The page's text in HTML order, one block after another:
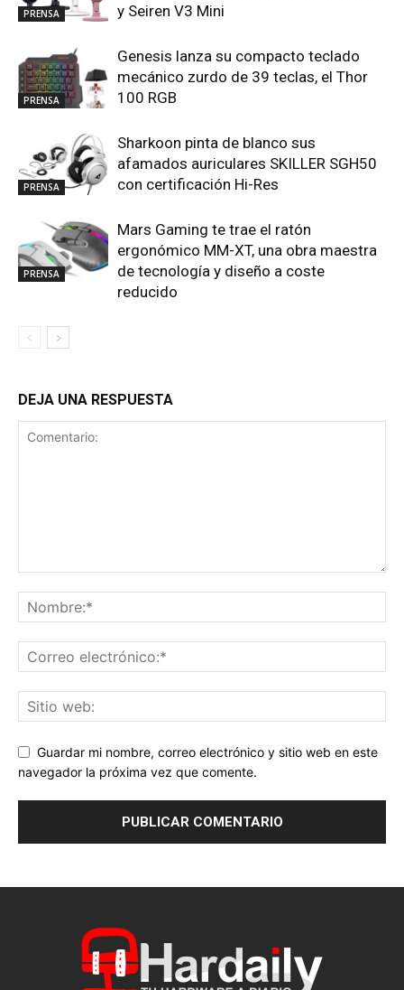
PRENSA
y Seiren V3 Mini
PRENSA
Genesis lanza su compacto teclado
mecánico zurdo de 39 teclas, el Thor
100 RGB
PRENSA
Sharkoon pinta de blanco sus
afamados auriculares SKILLER SGH50
con certificación Hi-Res
PRENSA
Mars Gaming te trae el ratón
ergonómico MM-XT, una obra maestra
de tecnología y diseño a coste
reducido
DEJA UNA RESPUESTA
Guardar mi nombre, correo electrónico y sitio web en este
navegador la próxima vez que comente.